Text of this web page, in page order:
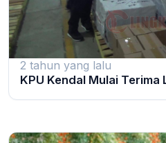
2 tahun yang lalu
KPU Kendal Mulai Terima